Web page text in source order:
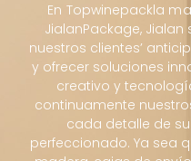
En Topwinepackla
JialanPackage,
nuestros clientes’
y ofrecer soluciones
creativo y
continuamente
cada detalle de
perfeccionado. Ya sea